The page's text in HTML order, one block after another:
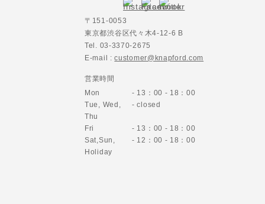
〒151-0053
東京都渋谷区代々木4-12-6 B
Tel. 03-3370-2675
E-mail :customer@knapford.com
営業時間
Mon
- 13：00 - 18：00
Tue, Wed,
Thu
- closed
Fri
- 13：00 - 18：00
Sat,Sun,
Holiday
- 12：00 - 18：00